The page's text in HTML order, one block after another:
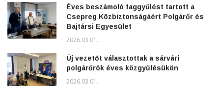
Éves beszámoló taggyűlést tartott a
Csepreg Közbiztonságáért Polgárőr és
Bajtársi Egyesület
2026.03.01.
Új vezetőt választottak a sárvári
polgárőrök éves közgyűlésükön
2026.03.01.